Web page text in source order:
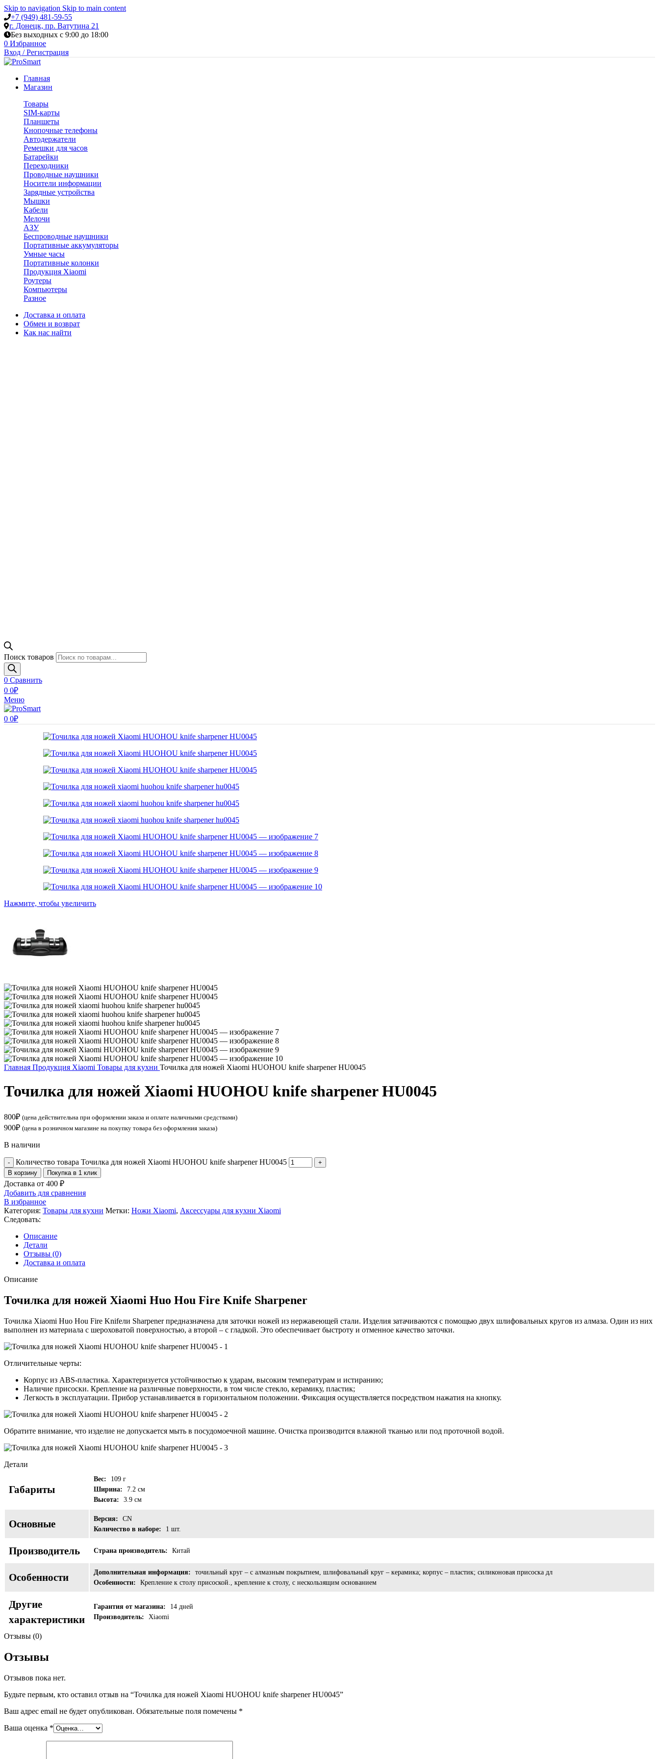
Skip to navigation Skip to main content
+7 (949) 481-59-55
г. Донецк, пр. Ватутина 21
Без выходных с 9:00 до 18:00
0 Избранное
Вход / Регистрация
Главная
Магазин
Товары
SIM-карты
Планшеты
Кнопочные телефоны
Автодержатели
Ремешки для часов
Батарейки
Переходники
Проводные наушники
Носители информации
Зарядные устройства
Мышки
Кабели
Мелочи
АЗУ
Беспроводные наушники
Портативные аккумуляторы
Умные часы
Портативные колонки
Продукция Xiaomi
Роутеры
Компьютеры
Разное
Доставка и оплата
Обмен и возврат
Как нас найти
Поиск товаров
0 Сравнить
0 0₽
Меню
0 0₽
Нажмите, чтобы увеличить
Главная Продукция Xiaomi Товары для кухни Точилка для ножей Xiaomi HUOHOU knife sharpener HU0045
Точилка для ножей Xiaomi HUOHOU knife sharpener HU0045
800₽ (цена действительна при оформлении заказа и оплате наличными средствами)
900₽ (цена в розничном магазине на покупку товара без оформления заказа)
В наличии
Количество товара Точилка для ножей Xiaomi HUOHOU knife sharpener HU0045
В корзину Покупка в 1 клик
Доставка от 400 ₽
Добавить для сравнения
В избранное
Категория: Товары для кухни Метки: Ножи Xiaomi, Аксессуары для кухни Xiaomi
Следовать:
Описание
Детали
Отзывы (0)
Доставка и оплата
Описание
Точилка для ножей Xiaomi Huo Hou Fire Knife Sharpener
Точилка Xiaomi Huo Hou Fire Knifeли Sharpener предназначена для заточки ножей из нержавеющей стали. Изделия затачиваются с помощью двух шлифовальных кругов из алмаза. Один из них
выполнен из материала с шероховатой поверхностью, а второй – с гладкой. Это обеспечивает быстроту и отменное качество заточки.
Отличительные черты:
Корпус из ABS-пластика. Характеризуется устойчивостью к ударам, высоким температурам и истиранию;
Наличие присоски. Крепление на различные поверхности, в том числе стекло, керамику, пластик;
Легкость в эксплуатации. Прибор устанавливается в горизонтальном положении. Фиксация осуществляется посредством нажатия на кнопку.
Обратите внимание, что изделие не допускается мыть в посудомоечной машине. Очистка производится влажной тканью или под проточной водой.
Детали
Габариты
Вес:
109 г
Ширина:
7.2 см
Высота:
3.9 см
Основные Версия:
CN
Количество в наборе:
1 шт.
Производитель Страна производитель: Китай
Особенности Дополнительная информация:
точильный круг – с алмазным покрытием, шлифовальный круг – керамика; корпус – пластик; силиконовая присоска дл
Особенности:
Крепление к столу присоской., крепление к столу, с нескользящим основанием
Другие
характеристики
Гарантия от магазина:
14 дней
Производитель:
Xiaomi
Отзывы (0)
Отзывы
Отзывов пока нет.
Будьте первым, кто оставил отзыв на “Точилка для ножей Xiaomi HUOHOU knife sharpener HU0045”
Ваш адрес email не будет опубликован. Обязательные поля помечены *
Ваша оценка *